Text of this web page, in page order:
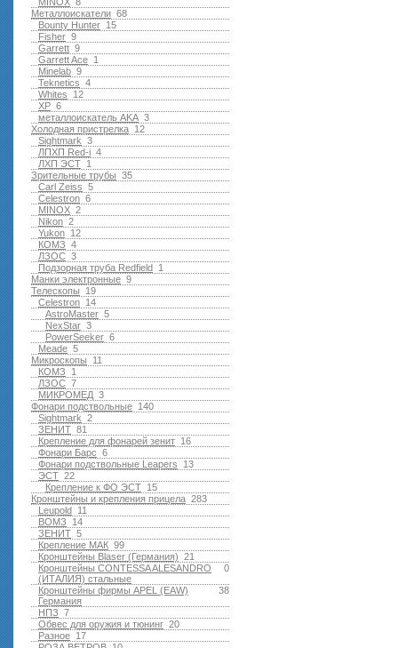
68
Металлоискатели
15
Bounty Hunter
9
Fisher
9
Garrett
1
Garrett Ace
9
Minelab
4
Teknetics
12
Whites
6
XP
3
металлоискатель AKA
12
Холодная пристрелка
3
Sightmark
4
ЛПХП Red-i
1
ЛХП ЭСТ
35
Зрительные трубы
5
Carl Zeiss
6
Celestron
2
MINOX
2
Nikon
12
Yukon
4
КОМЗ
3
ЛЗОС
1
Подзорная труба Redfield
9
Манки электронные
19
Телескопы
14
Celestron
5
AstroMaster
3
NexStar
6
PowerSeeker
5
Meade
11
Микроскопы
1
КОМЗ
7
ЛЗОС
3
МИКРОМЕД
140
Фонари подствольные
2
Sightmark
81
ЗЕНИТ
16
Крепление для фонарей зенит
6
Фонари Барс
13
Фонари подствольные Leapers
22
ЭСТ
15
Крепление к ФО ЭСТ
283
Кронштейны и крепления прицела
11
Leupold
14
ВОМЗ
5
ЗЕНИТ
99
Крепление МАК
21
Кронштейны Blaser (Германия)
0
Кронштейны CONTESSA ALESANDRO
(ИТАЛИЯ) стальные
38
Кронштейны фирмы APEL (EAW)
Германия
7
НПЗ
20
Обвес для оружия и тюнинг
17
Разное